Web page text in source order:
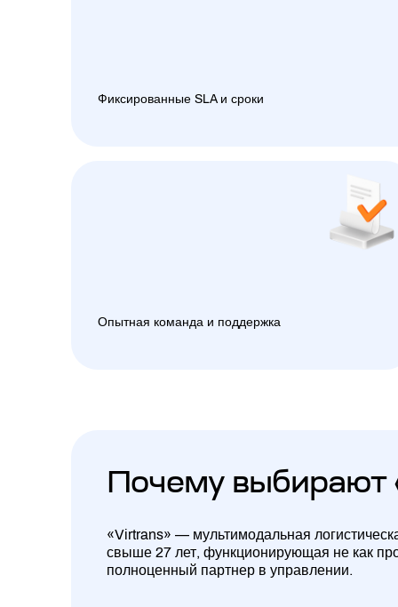
Фиксированные SLA и сроки
Опытная команда и поддержка
Почему выбирают
«Virtrans» — мультимодальная
свыше 27 лет, функционирующая не как
полноценный партнер в управлении.